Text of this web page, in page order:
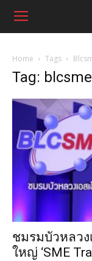
Home Tags
Tag:
ชมรมบัวหลวง
ใหญ่ ‘SME